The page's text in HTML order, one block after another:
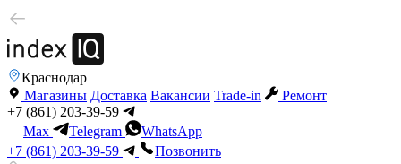
Краснодар
Магазины Доставка Вакансии Trade-in
Ремонт
+7 (861) 203-39-59
Max
Telegram
WhatsApp
+7 (861) 203-39-59
Позвонить